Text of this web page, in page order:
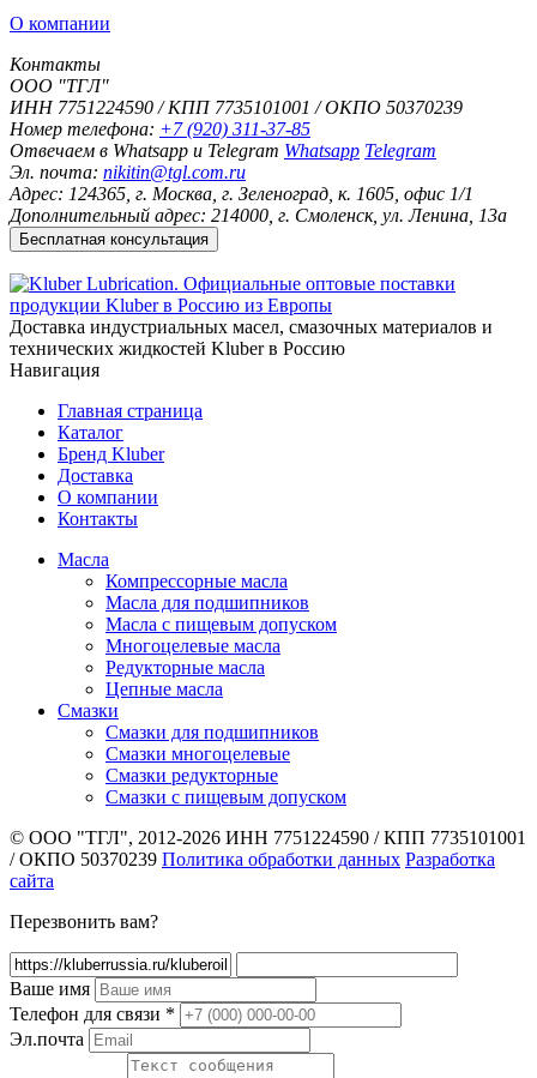
О компании
Контакты
ООО "ТГЛ"
ИНН 7751224590 / КПП 7735101001 / ОКПО 50370239
Номер телефона: +7 (920) 311-37-85
Отвечаем в Whatsapp и Telegram Whatsapp Telegram
Эл. почта: nikitin@tgl.com.ru
Адрес: 124365, г. Москва, г. Зеленоград, к. 1605, офис 1/1
Дополнительный адрес: 214000, г. Смоленск, ул. Ленина, 13а
Доставка индустриальных масел, смазочных материалов и
технических жидкостей Kluber в Россию
Навигация
Главная страница
Каталог
Бренд Kluber
Доставка
О компании
Контакты
Масла
Компрессорные масла
Масла для подшипников
Масла с пищевым допуском
Многоцелевые масла
Редукторные масла
Цепные масла
Смазки
Смазки для подшипников
Смазки многоцелевые
Смазки редукторные
Смазки с пищевым допуском
© ООО "ТГЛ", 2012-2026 ИНН 7751224590 / КПП 7735101001
/ ОКПО 50370239 Политика обработки данных Разработка
сайта
Перезвонить вам?
Ваше имя
Телефон для связи *
Эл.почта